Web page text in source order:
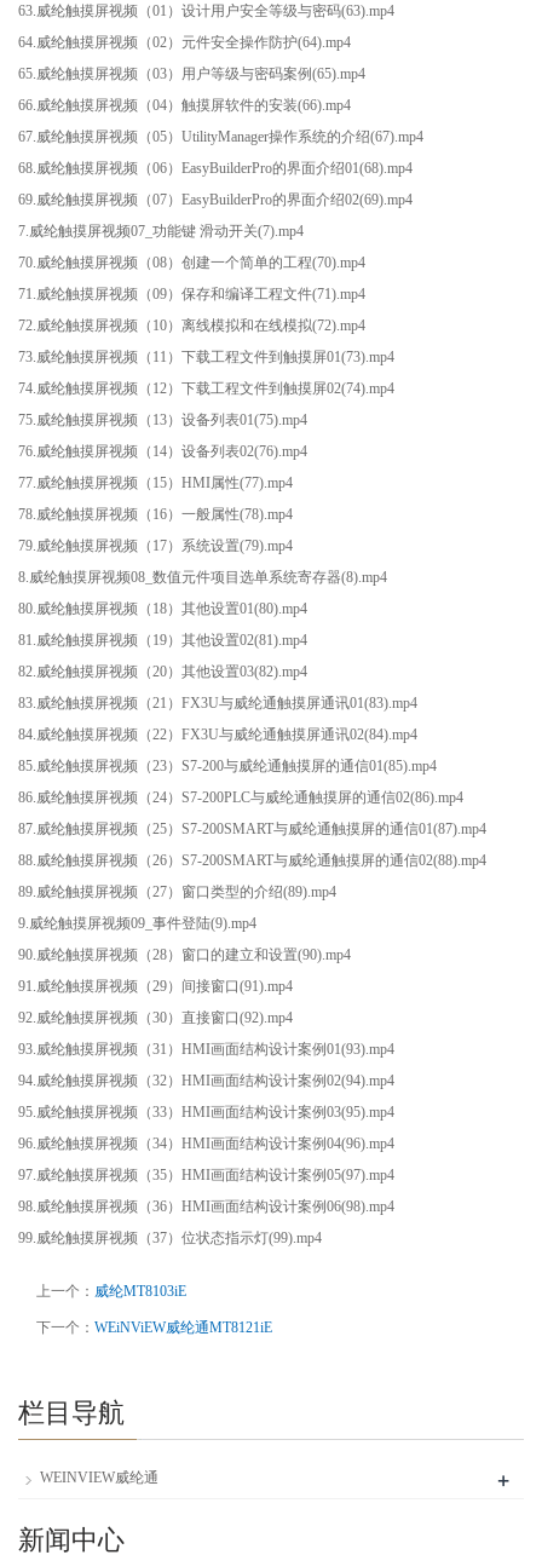
63.威纶触摸屏视频（01）设计用户安全等级与密码(63).mp4
64.威纶触摸屏视频（02）元件安全操作防护(64).mp4
65.威纶触摸屏视频（03）用户等级与密码案例(65).mp4
66.威纶触摸屏视频（04）触摸屏软件的安装(66).mp4
67.威纶触摸屏视频（05）UtilityManager操作系统的介绍(67).mp4
68.威纶触摸屏视频（06）EasyBuilderPro的界面介绍01(68).mp4
69.威纶触摸屏视频（07）EasyBuilderPro的界面介绍02(69).mp4
7.威纶触摸屏视频07_功能键 滑动开关(7).mp4
70.威纶触摸屏视频（08）创建一个简单的工程(70).mp4
71.威纶触摸屏视频（09）保存和编译工程文件(71).mp4
72.威纶触摸屏视频（10）离线模拟和在线模拟(72).mp4
73.威纶触摸屏视频（11）下载工程文件到触摸屏01(73).mp4
74.威纶触摸屏视频（12）下载工程文件到触摸屏02(74).mp4
75.威纶触摸屏视频（13）设备列表01(75).mp4
76.威纶触摸屏视频（14）设备列表02(76).mp4
77.威纶触摸屏视频（15）HMI属性(77).mp4
78.威纶触摸屏视频（16）一般属性(78).mp4
79.威纶触摸屏视频（17）系统设置(79).mp4
8.威纶触摸屏视频08_数值元件项目选单系统寄存器(8).mp4
80.威纶触摸屏视频（18）其他设置01(80).mp4
81.威纶触摸屏视频（19）其他设置02(81).mp4
82.威纶触摸屏视频（20）其他设置03(82).mp4
83.威纶触摸屏视频（21）FX3U与威纶通触摸屏通讯01(83).mp4
84.威纶触摸屏视频（22）FX3U与威纶通触摸屏通讯02(84).mp4
85.威纶触摸屏视频（23）S7-200与威纶通触摸屏的通信01(85).mp4
86.威纶触摸屏视频（24）S7-200PLC与威纶通触摸屏的通信02(86).mp4
87.威纶触摸屏视频（25）S7-200SMART与威纶通触摸屏的通信01(87).mp4
88.威纶触摸屏视频（26）S7-200SMART与威纶通触摸屏的通信02(88).mp4
89.威纶触摸屏视频（27）窗口类型的介绍(89).mp4
9.威纶触摸屏视频09_事件登陆(9).mp4
90.威纶触摸屏视频（28）窗口的建立和设置(90).mp4
91.威纶触摸屏视频（29）间接窗口(91).mp4
92.威纶触摸屏视频（30）直接窗口(92).mp4
93.威纶触摸屏视频（31）HMI画面结构设计案例01(93).mp4
94.威纶触摸屏视频（32）HMI画面结构设计案例02(94).mp4
95.威纶触摸屏视频（33）HMI画面结构设计案例03(95).mp4
96.威纶触摸屏视频（34）HMI画面结构设计案例04(96).mp4
97.威纶触摸屏视频（35）HMI画面结构设计案例05(97).mp4
98.威纶触摸屏视频（36）HMI画面结构设计案例06(98).mp4
99.威纶触摸屏视频（37）位状态指示灯(99).mp4
上一个： 威纶MT8103iE
下一个： WEiNViEW威纶通MT8121iE
栏目导航
WEINVIEW威纶通 +
新闻中心